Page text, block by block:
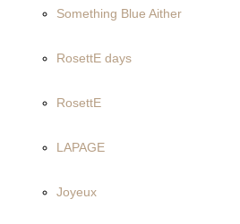
Something Blue Aither
RosettE days
RosettE
LAPAGE
Joyeux